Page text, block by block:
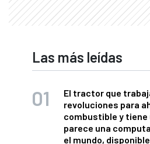
Las más leídas
El tractor que
revoluciones para
combustible y tiene
parece una
el mundo,